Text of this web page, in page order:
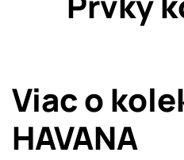
Viac o
HAVANA